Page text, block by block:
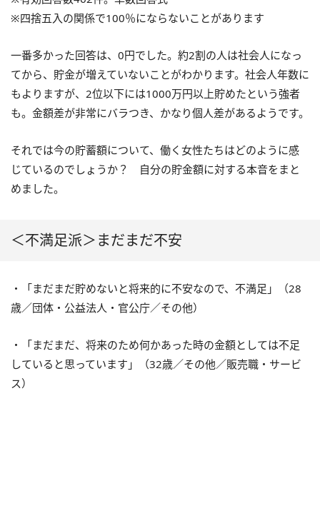
※四捨五入の関係で100％にならないことがあります
一番多かった回答は、0円でした。約2割の人は社会人になっ
てから、貯金が増えていないことがわかります。社会人年数に
もよりますが、2位以下には1000万円以上貯めたという強者
も。金額差が非常にバラつき、かなり個人差があるようです。
それでは今の貯蓄額について、働く女性たちはどのように感
じているのでしょうか？ 自分の貯金額に対する本音をまと
めました。
＜不満足派＞まだまだ不安
・「まだまだ貯めないと将来的に不安なので、不満足」（28
歳／団体・公益法人・官公庁／その他）
・「まだまだ、将来のため何かあった時の金額としては不足
していると思っています」（32歳／その他／販売職・サービ
ス）